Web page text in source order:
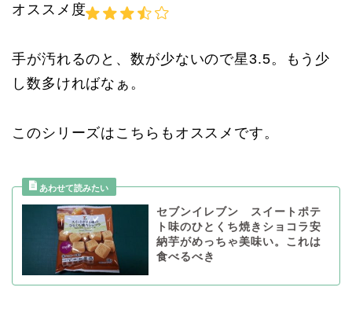
オススメ度
手が汚れるのと、数が少ないので星3.5。もう少
し数多ければなぁ。
このシリーズはこちらもオススメです。
セブンイレブン スイートポテ
ト味のひとくち焼きショコラ安
納芋がめっちゃ美味い。これは
食べるべき